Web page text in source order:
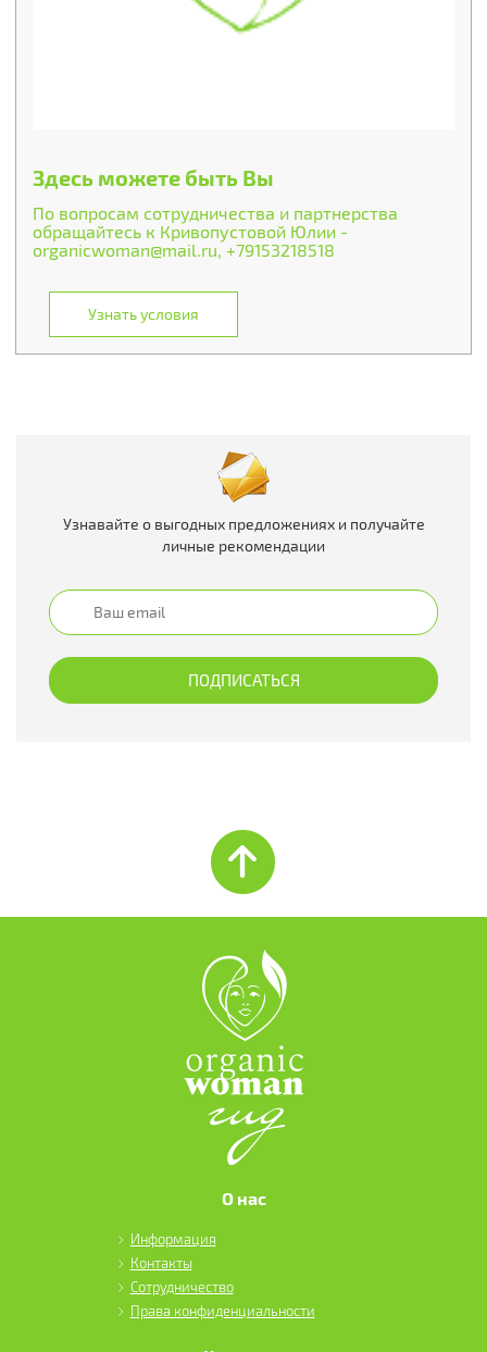
Здесь можете быть Вы
По вопросам сотрудничества и партнерства
обращайтесь к Кривопустовой Юлии -
organicwoman@mail.ru, +79153218518
Узнать условия
Узнавайте о выгодных предложениях и получайте
личные рекомендации
О нас
Информация
Контакты
Сотрудничество
Права конфиденциальности